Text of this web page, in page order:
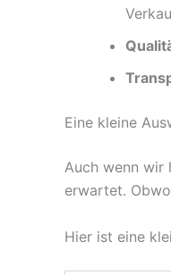
Eine kleine
Auch wenn wir
erwartet.
Hier ist eine